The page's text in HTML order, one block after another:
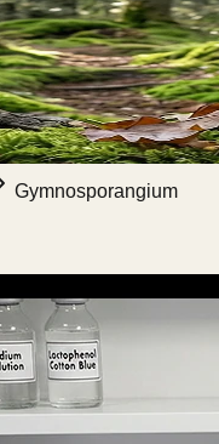
Gymnosporangium